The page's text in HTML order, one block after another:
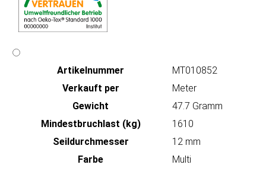
Artikeln‌ummer
MT010852
Verkauft per
Meter
Gewicht
47.7 Gramm
Mindestbruchlast (kg)
1610
Seildurchmesser
12 mm
Farbe
Multi